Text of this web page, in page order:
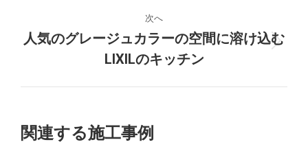
ェ
の
プ
ロ
ジ
ェ
ク
次へ
次
の
人気のグレージュカラーの空間に溶け込む
LIXILのキッチン
関連する施工事例